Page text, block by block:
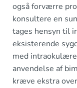
også forværre
konsultere en
tages hensyn til
eksisterende
med
anvendelse af
kræve ekstra